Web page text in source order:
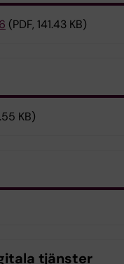
(PDF, 141.43 KB)
KB)
tjänster